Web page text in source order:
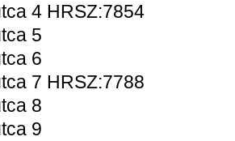
4 HRSZ:7854
5
6
7 HRSZ:7788
8
9